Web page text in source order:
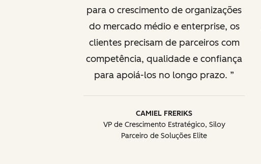
para o crescimento de organizações
do mercado médio e enterprise, os
clientes precisam de parceiros com
competência, qualidade e confiança
para apoiá-los no longo prazo.
CAMIEL FRERIKS
VP de Crescimento Estratégico, Siloy
Parceiro de Soluções Elite